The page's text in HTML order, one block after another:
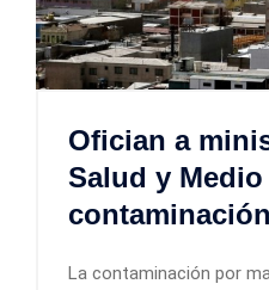
Ofician a
Salud y
La contaminación por